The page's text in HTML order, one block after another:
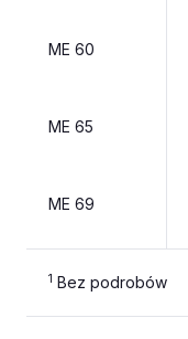
ME 60
ME 65
ME 69
1 Bez podrobów